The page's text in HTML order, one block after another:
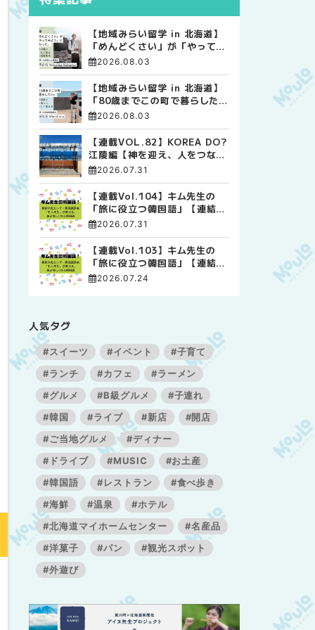
【地域みらい留学 in 北海道】
「めんどくさい」が「やってみ
よう」に変わった。 十勝の風
自由な高校生活
2026.08.03
【地域みらい留学 in 北海道】
「80歳までこの町で暮らした
い」 標津高校で踏み出した、
2026.08.03
【連載VOL.82】KOREA DO?
江陵編【神を迎え、人をつなぐ
時間 ― 江陵端午祭 】
2026.07.31
【連載Vol.104】キム先生の
「旅に役立つ韓国語」【連結語
尾について その4】
2026.07.31
【連載Vol.103】キム先生の
「旅に役立つ韓国語」【連結語
尾について その3】
2026.07.24
人気タグ
#スイーツ #イベント
#子育て
#ランチ
#カフェ
#ラーメン
#グルメ
#B級グルメ
#子連れ
#韓国
#ライブ #新店
#開店
#ご当地グルメ
#ディナー
#ドライブ
#MUSIC
#お土産
#韓国語
#レストラン
#食べ歩き
#海鮮
#温泉
#ホテル
#北海道マイホームセンター
#名産品
#洋菓子
#パン
#観光スポット
#外遊び